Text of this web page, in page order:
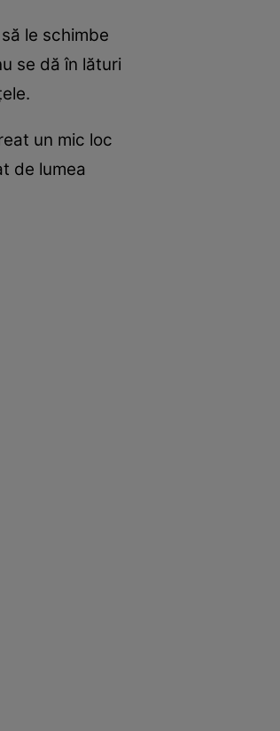
le schimbe
se dă în lături
un mic loc
de lumea